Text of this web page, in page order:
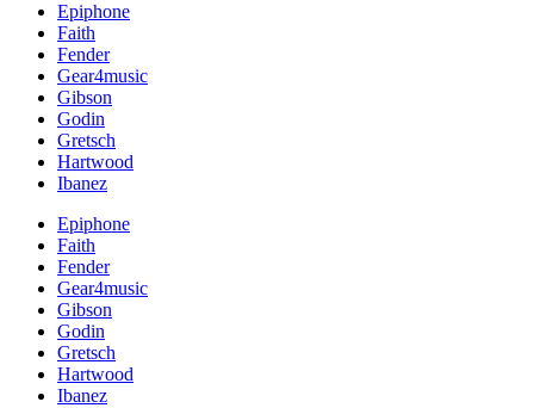
Epiphone
Faith
Fender
Gear4music
Gibson
Godin
Gretsch
Hartwood
Ibanez
Epiphone
Faith
Fender
Gear4music
Gibson
Godin
Gretsch
Hartwood
Ibanez